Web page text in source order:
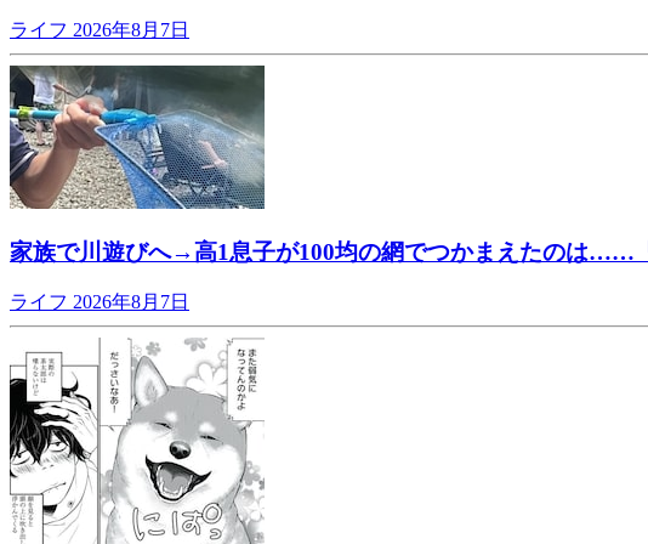
ライフ 2026年8月7日
家族で川遊びへ→高1息子が100均の網でつかまえたのは……
ライフ 2026年8月7日